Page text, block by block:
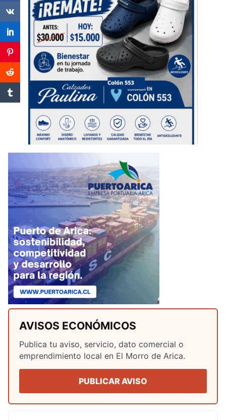
AVISOS ECONÓMICOS
Publica tu aviso, servicio, dato comercial o
emprendimiento local en El Morro de Arica.
PUBLICAR AVISO